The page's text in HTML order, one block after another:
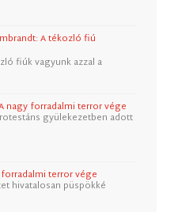
A tékozló fiú
fiúk vagyunk azzal a
nagy forradalmi terror vége
gyülekezetben adott
terror vége
hivatalosan püspökké